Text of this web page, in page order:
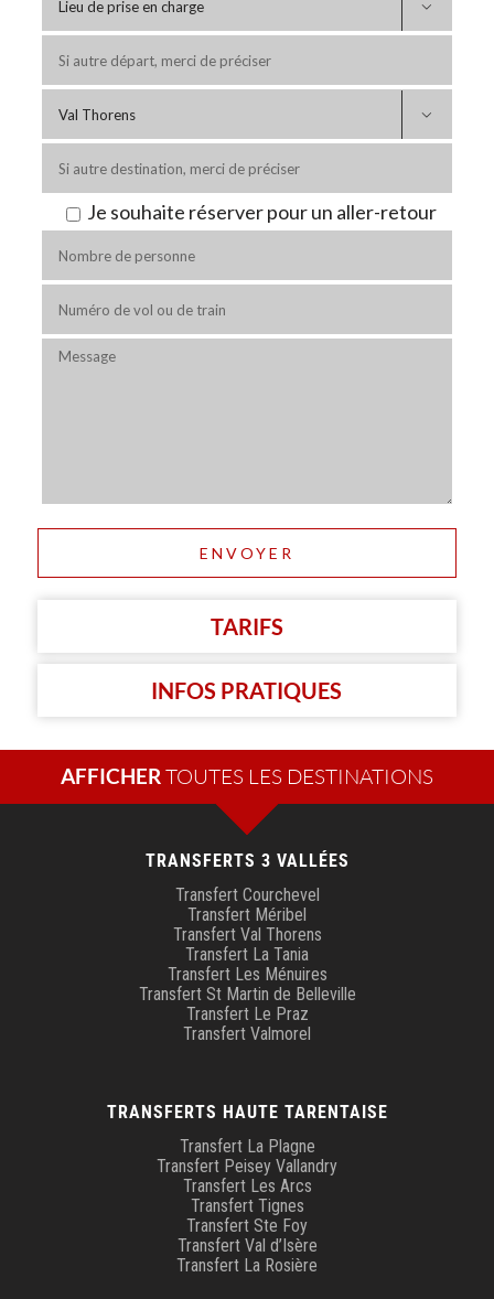


Je souhaite réserver pour un aller-retour
TARIFS
INFOS PRATIQUES
AFFICHER
TRANSFERTS 3 VALLÉES
Transfert Courchevel
Transfert Méribel
Transfert Val Thorens
Transfert La Tania
Transfert Les Ménuires
Transfert St Martin de Belleville
Transfert Le Praz
Transfert Valmorel
TRANSFERTS HAUTE TARENTAISE
Transfert La Plagne
Transfert Peisey Vallandry
Transfert Les Arcs
Transfert Tignes
Transfert Ste Foy
Transfert Val d’Isère
Transfert La Rosière